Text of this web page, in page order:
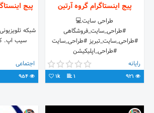
پیج اینستاگرام گروه آرتین
طراحی سایت💻
#طراحی_سایت_فروشگاهی
#طراحی_سایت_تبریز #طراحی_سایت
#طراحی_اپلیکیشن
#طراحی_اپلیکیشن_موبایل
#طراحی_اپلیکیشن_اندروید
#طراحی_اپلیکیشن_ios
رایانه
1
1k
پیج
شبکه
سیب اپ‌.
اجتماعی